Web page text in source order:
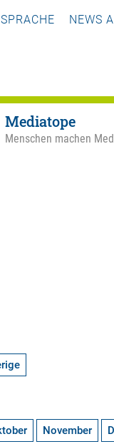
NEWS
Mediatope
Menschen machen
November